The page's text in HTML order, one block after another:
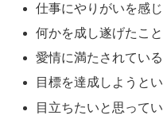
仕事にやりがいを感
何かを成し遂げたこ
愛情に満たされている
目標を達成しようと
目立ちたいと思って